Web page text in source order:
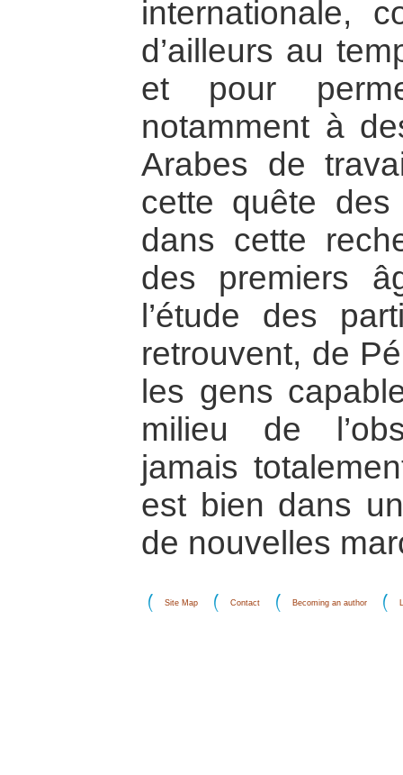
internationale,
d’ailleurs au
et pour
notamment à
Arabes de
cette quête des
dans cette
des premiers
l’étude des
retrouvent, de
les gens
milieu de
jamais
est bien dans
de nouvelles
Site Map Contact Becoming an author